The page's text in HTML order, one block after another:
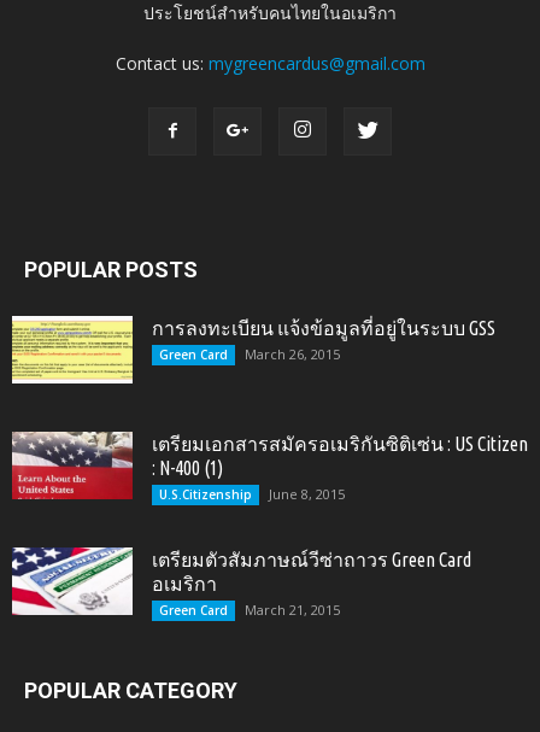
ประโยชน์สำหรับคนไทยในอเมริกา
Contact us: mygreencardus@gmail.com
POPULAR POSTS
การลงทะเบียน แจ้งข้อมูลที่อยู่ในระบบ GSS
Green Card March 26, 2015
เตรียมเอกสารสมัครอเมริกันซิติเซ่น : US Citizen
: N-400 (1)
U.S.Citizenship June 8, 2015
เตรียมตัวสัมภาษณ์วีซ่าถาวร Green Card
อเมริกา
Green Card March 21, 2015
POPULAR CATEGORY